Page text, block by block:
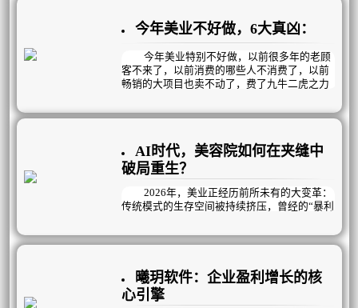
真正的破局之道，在于构建可持续的自循环盈
利模式！
今年美业不好做，6大真凶：
今年美业特别不好做，以前很多年的老顾
客不来了，以前消费的哪些人不消费了，以前
畅销的大项目也卖不动了，费了九牛二虎之力
了，有质量的新客没有了……是什么导致的？
几个方面：
AI时代，美容院如何在夹缝中
破局重生？
2026年，美业正经历前所未有的大变革：
传统模式的生存空间被持续挤压，曾经的“暴利
现实。美容院老板们陷入了越努力越焦虑的怪
圈——没顾客就疯狂拓客，拓来的却多是“薅羊
项目，结果是“做活动有业绩，不做活动没业
绩”；陷入恶性循环。
曦玥软件：企业盈利增长的核
心引擎